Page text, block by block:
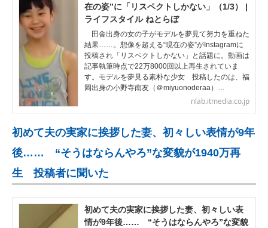
在の姿”に「リスペクトしかない」（1/3） |
ライフスタイル ねとらぼ
田舎出身の女の子がモデルを夢見て努力を重ねた
結果……。想像を超える“現在の姿”がInstagramに
投稿され「リスペクトしかない」と話題に。動画は
記事執筆時点で22万8000回以上再生されていま
す。モデルを夢見る素朴な少女 投稿したのは、福
岡出身の小野寺南友（＠miyuonoderaa）…
nlab.itmedia.co.jp
初めて夫の実家に挨拶した妻、初々しい表情が9年
後…… “そうはならんやろ”な変貌が1940万再
生 投稿者に聞いた
初めて夫の実家に挨拶した妻、初々しい表
情が9年後…… “そうはならんやろ”な変貌